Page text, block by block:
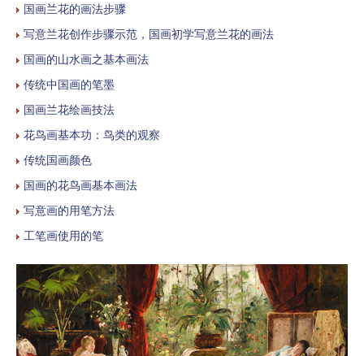
国画兰花的画法步骤
写意兰花创作步骤示范，国画初学写意兰花的画法
国画的山水画之基本画法
传统中国画的笔墨
国画兰花绘画技法
花鸟画基本功：鸟类的观察
传统国画颜色
国画的花鸟画基本画法
写意画的用笔方法
工笔画使用的笔